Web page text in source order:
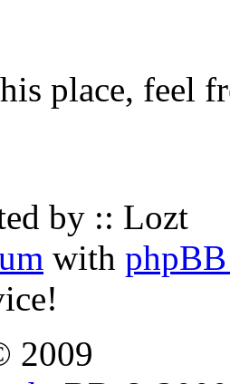
place, feel
by :: Lozt
with
2009